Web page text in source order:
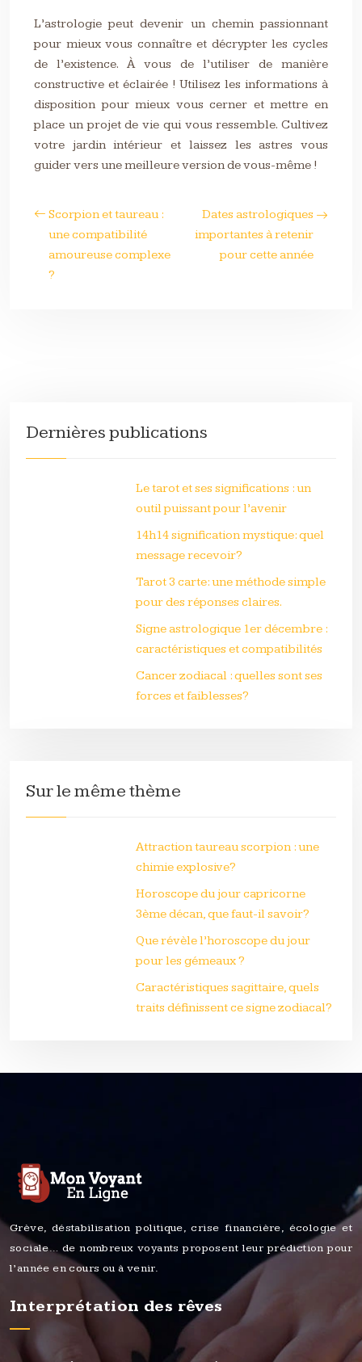
L’astrologie peut devenir un chemin passionnant
pour mieux vous connaître et décrypter les cycles
de l’existence. À vous de l’utiliser de manière
constructive et éclairée ! Utilisez les informations à
disposition pour mieux vous cerner et mettre en
place un projet de vie qui vous ressemble. Cultivez
votre jardin intérieur et laissez les astres vous
guider vers une meilleure version de vous-même !
Scorpion et taureau :
une compatibilité
amoureuse complexe
?
Dates astrologiques
importantes à retenir
pour cette année
Dernières publications
Le tarot et ses significations : un
outil puissant pour l’avenir
14h14 signification mystique: quel
message recevoir?
Tarot 3 carte: une méthode simple
pour des réponses claires.
Signe astrologique 1er décembre :
caractéristiques et compatibilités
Cancer zodiacal : quelles sont ses
forces et faiblesses?
Sur le même thème
Attraction taureau scorpion : une
chimie explosive?
Horoscope du jour capricorne
3ème décan, que faut-il savoir?
Que révèle l’horoscope du jour
pour les gémeaux ?
Caractéristiques sagittaire, quels
traits définissent ce signe zodiacal?
Grève, déstabilisation politique, crise financière, écologie et
sociale… de nombreux voyants proposent leur prédiction pour
l’année en cours ou à venir.
Interprétation des rêves